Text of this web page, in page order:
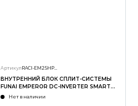
Артикул RACI-EM25HP.D04/S
ВНУТРЕННИЙ БЛОК СПЛИТ-СИСТЕМЫ
FUNAI EMPEROR DC-INVERTER SMART
EYE; RACI-EM25HP.D04/S
Нет в наличии